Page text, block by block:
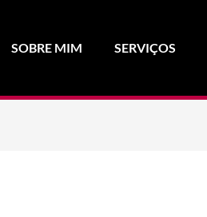
SOBRE MIM SERVIÇOS